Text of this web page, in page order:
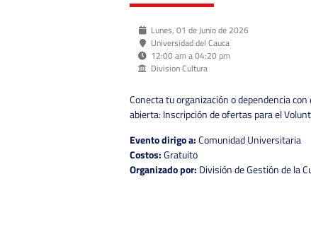
Lunes, 01 de Junio de 2026
Universidad del Cauca
12:00 am a 04:20 pm
Division Cultura
Conecta tu organización o dependencia
abierta: Inscripción de ofertas para el
Evento dirigo a:Comunidad Universitaria
Costos:Gratuito
Organizado por: División de Gestión de la